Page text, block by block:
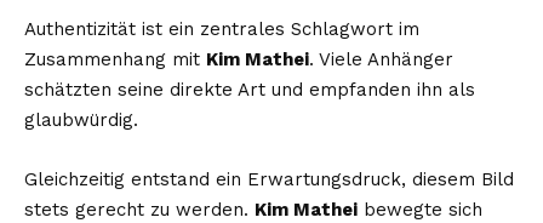
Authentizität ist ein zentrales Schlagwort im
Zusammenhang mit Kim Mathei. Viele Anhänger
schätzten seine direkte Art und empfanden ihn als
glaubwürdig.
Gleichzeitig entstand ein Erwartungsdruck, diesem Bild
stets gerecht zu werden. Kim Mathei bewegte sich